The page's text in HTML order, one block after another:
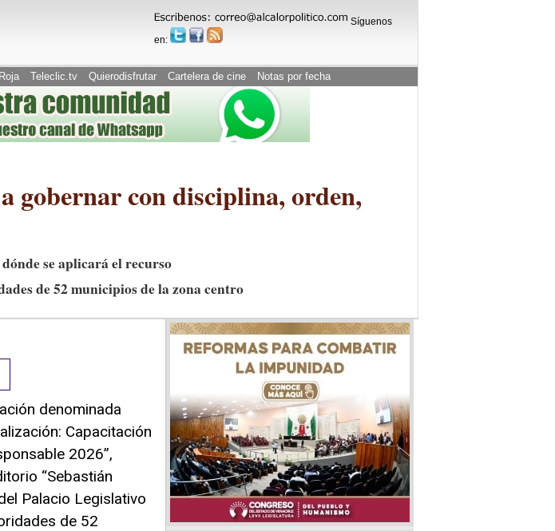
Síguenos
en:
Teleclic.tv Quierodisfrutar Cartelera de cine Notas por fecha
gobernar con disciplina, orden,
se aplicará el recurso
de 52 municipios de la zona centro
denominada
Capacitación
2026”,
“Sebastián
Palacio Legislativo
de 52